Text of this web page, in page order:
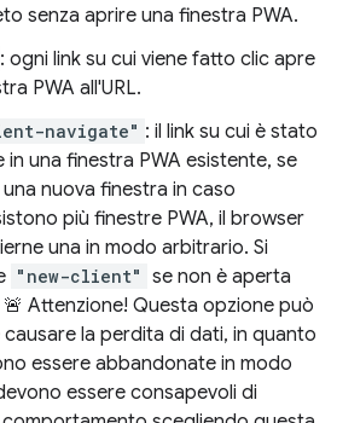
senza aprire una finestra PWA.
: ogni link su cui viene fatto clic apre
PWA all'URL.
navigate" : il link su cui è stato
una finestra PWA esistente, se
nuova finestra in caso
più finestre PWA, il browser
una in modo arbitrario. Si
"new-client" se non è aperta
Attenzione! Questa opzione può
la perdita di dati, in quanto
essere abbandonate in modo
essere consapevoli di